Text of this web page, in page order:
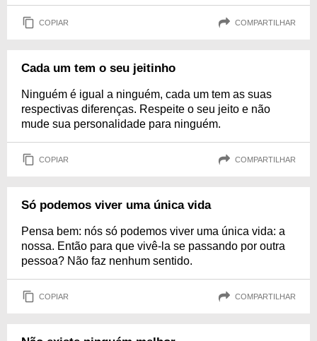
COPIAR COMPARTILHAR
Cada um tem o seu jeitinho
Ninguém é igual a ninguém, cada um tem as suas
respectivas diferenças. Respeite o seu jeito e não
mude sua personalidade para ninguém.
COPIAR COMPARTILHAR
Só podemos viver uma única vida
Pensa bem: nós só podemos viver uma única vida: a
nossa. Então para que vivê-la se passando por outra
pessoa? Não faz nenhum sentido.
COPIAR COMPARTILHAR